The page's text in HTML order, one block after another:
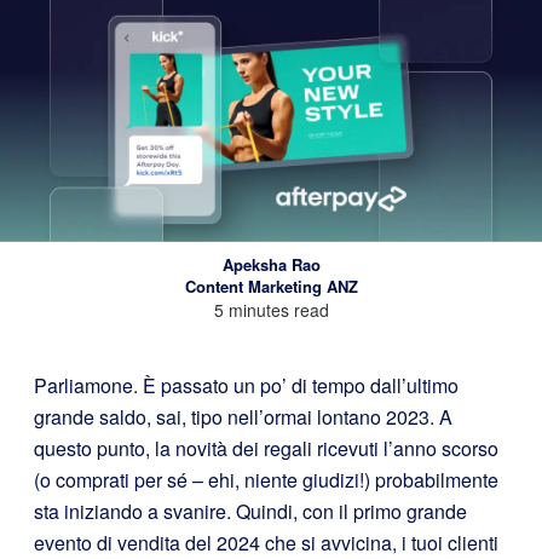
Apeksha Rao
Content Marketing ANZ
5 minutes read
Parliamone. È passato un po’ di tempo dall’ultimo
grande saldo, sai, tipo nell’ormai lontano 2023. A
questo punto, la novità dei regali ricevuti l’anno scorso
(o comprati per sé – ehi, niente giudizi!) probabilmente
sta iniziando a svanire. Quindi, con il primo grande
evento di vendita del 2024 che si avvicina, i tuoi clienti